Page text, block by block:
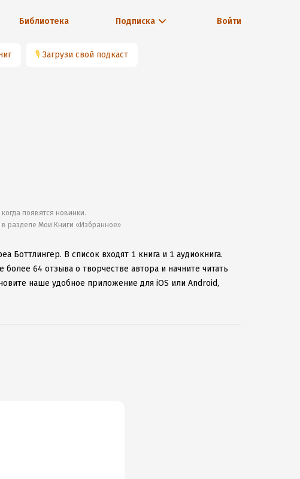
Библиотека Подписка Войти
🎙 Загрузи свой подкаст
появятся новинки.
разделе Мои Книги «Избранное»
Боттлингер. В список входят 1 книга и 1 аудиокнига.
более 64 отзыва о творчестве автора и начните читать
наше удобное приложение для iOS или Android,